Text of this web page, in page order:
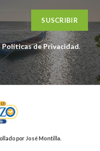
Políticas de Privacidad.
por José Montilla